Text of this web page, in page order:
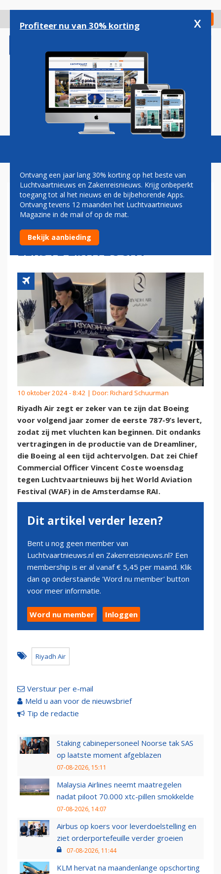
gaan
Check in
Magazine Podcasts Vacatures
RIYADH AIR VERTROUWT OP
TIJDIGE LEVERING BOEING
787’S: VOLGEND JAAR
EERSTE LIJNVLUCHT
10 oktober 2024 - 8:42 | Door: Richard Schuurman
Riyadh Air zegt er zeker van te zijn dat Boeing
voor volgend jaar zomer de eerste 787-9’s levert,
zodat zij met vluchten kan beginnen. Dit ondanks
vertragingen in de productie van de Dreamliner,
die Boeing al een tijd achtervolgen. Dat zei Chief
Commercial Officer Vincent Coste woensdag
tegen Luchtvaartnieuws bij het World Aviation
Festival (WAF) in de Amsterdamse RAI.
Dit artikel verder lezen?
Bent u nog geen member van
Luchtvaartnieuws.nl en Zakenreisnieuws.nl? Een
membership is er al vanaf € 5,45 per maand. Klik
dan op onderstaande 'Word nu member' button
voor meer informatie.
Word nu member Inloggen
Riyadh Air
Verstuur per e-mail
Meld u aan voor de nieuwsbrief
Tip de redactie
Staking cabinepersoneel Noorse tak SAS
op laatste moment afgeblazen
07-08-2026, 15:11
Malaysia Airlines neemt maatregelen
nadat piloot 70.000 xtc-pillen smokkelde
07-08-2026, 14:07
Airbus op koers voor leverdoelstelling en
ziet orderportefeuille verder groeien
07-08-2026, 11:44
KLM hervat na maandenlange opschorting
Profiteer nu van 30% korting x
Ontvang een jaar lang 30% korting op het beste van
Luchtvaartnieuws en Zakenreisnieuws. Krijg onbeperkt
toegang tot al het nieuws en de bijbehorende Apps.
Ontvang tevens 12 maanden het Luchtvaartnieuws
Magazine in de mail of op de mat.
Bekijk aanbieding